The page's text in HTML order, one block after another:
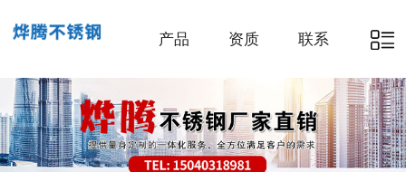
产品 资质 联系